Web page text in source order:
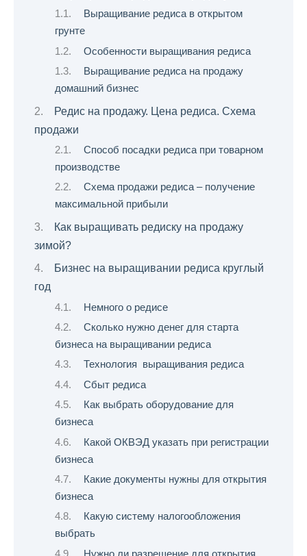
Выращивание редиса в открытом
грунте
Особенности выращивания редиса
Выращивание редиса на продажу
домашний бизнес
Редис на продажу. Цена редиса. Схема
продажи
Способ посадки редиса при товарном
производстве
Схема продажи редиса – получение
максимальной прибыли
Как выращивать редиску на продажу
зимой?
Бизнес на выращивании редиса круглый
год
Немного о редисе
Сколько нужно денег для старта
бизнеса на выращивании редиса
Технология выращивания редиса
Сбыт редиса
Как выбрать оборудование для
бизнеса
Какой ОКВЭД указать при регистрации
бизнеса
Какие документы нужны для открытия
бизнеса
Какую систему налогообложения
выбрать